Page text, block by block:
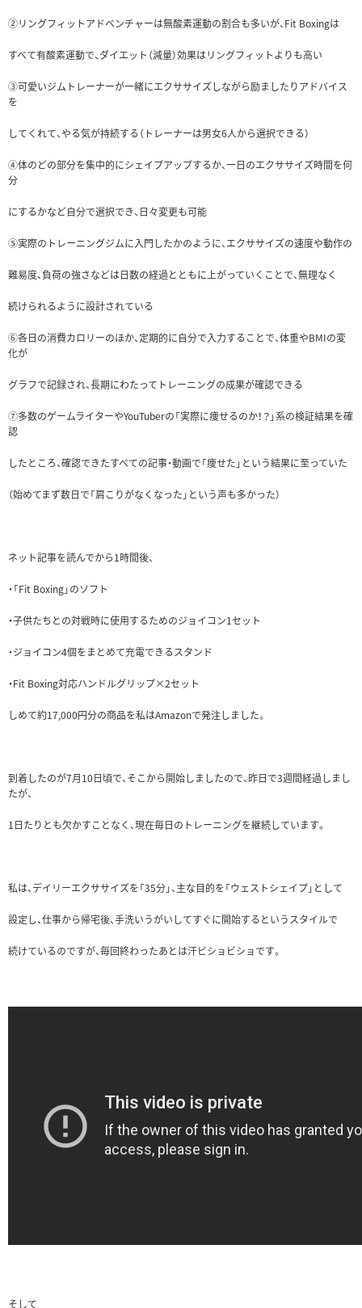
②リングフィットアドベンチャーは無酸素運動の割合も多いが、Fit Boxingは
すべて有酸素運動で、ダイエット（減量）効果はリングフィットよりも高い
③可愛いジムトレーナーが一緒にエクササイズしながら励ましたりアドバイス
を
してくれて、やる気が持続する（トレーナーは男女6人から選択できる）
④体のどの部分を集中的にシェイプアップするか、一日のエクササイズ時間を何
分
にするかなど自分で選択でき、日々変更も可能
⑤実際のトレーニングジムに入門したかのように、エクササイズの速度や動作の
難易度、負荷の強さなどは日数の経過とともに上がっていくことで、無理なく
続けられるように設計されている
⑥各日の消費カロリーのほか、定期的に自分で入力することで、体重やBMIの変
化が
グラフで記録され、長期にわたってトレーニングの成果が確認できる
⑦多数のゲームライターやYouTuberの「実際に痩せるのか！？」系の検証結果を確
認
したところ、確認できたすべての記事・動画で「痩せた」という結果に至っていた
（始めてまず数日で「肩こりがなくなった」という声も多かった）
ネット記事を読んでから1時間後、
・「Fit Boxing」のソフト
・子供たちとの対戦時に使用するためのジョイコン1セット
・ジョイコン4個をまとめて充電できるスタンド
・Fit Boxing対応ハンドルグリップ×2セット
しめて約17,000円分の商品を私はAmazonで発注しました。
到着したのが7月10日頃で、そこから開始しましたので、昨日で3週間経過しまし
たが、
1日たりとも欠かすことなく、現在毎日のトレーニングを継続しています。
私は、デイリーエクササイズを「35分」、主な目的を「ウェストシェイプ」として
設定し、仕事から帰宅後、手洗いうがいしてすぐに開始するというスタイルで
続けているのですが、毎回終わったあとは汗ビショビショです。
そして